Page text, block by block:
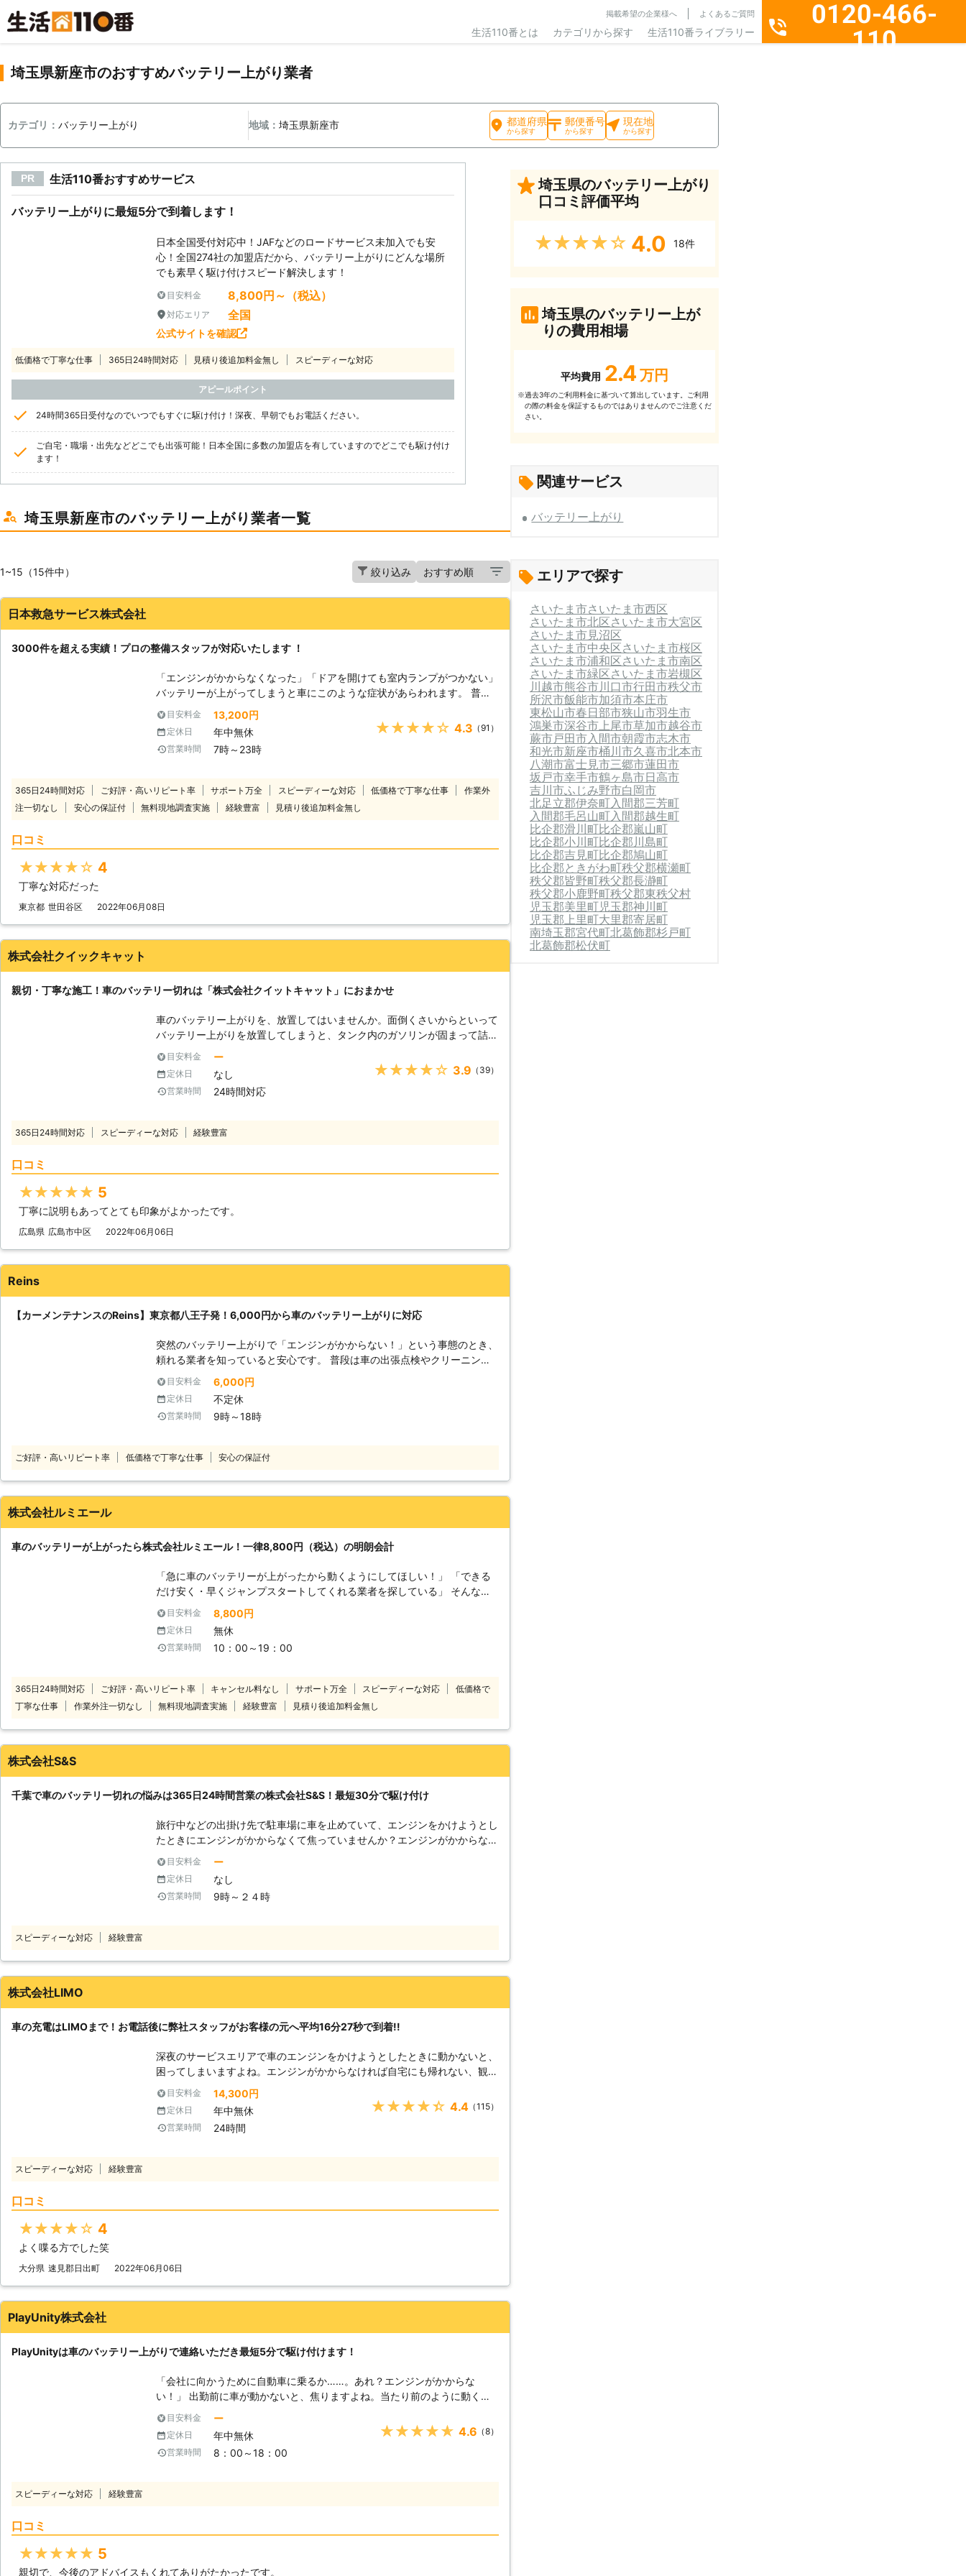
掲載希望の企業様へ よくあるご質問
生活110番とは カテゴリから探す 生活110番ライブラリー
0120-466-
110
埼玉県新座市のおすすめバッテリー上がり業者
カテゴリ： バッテリー上がり 地域：埼玉県新座市 都道府県
から探す
郵便番号
から探す
現在地
から探す
PR 生活110番おすすめサービス
バッテリー上がりに最短5分で到着します！
日本全国受付対応中！JAFなどのロードサービス未加入でも安
心！全国274社の加盟店だから、バッテリー上がりにどんな場所
でも素早く駆け付けスピード解決します！
目安料金 8,800円～（税込）
対応エリア 全国
公式サイトを確認
低価格で丁寧な仕事 365日24時間対応 見積り後追加料金無し スピーディーな対応
アピールポイント
24時間365日受付なのでいつでもすぐに駆け付け！深夜、早朝でもお電話ください。
ご自宅・職場・出先などどこでも出張可能！日本全国に多数の加盟店を有していますのでどこでも駆け付け
ます！
埼玉県新座市のバッテリー上がり業者一覧
1~15（15件中） 絞り込み
日本救急サービス株式会社
3000件を超える実績！プロの整備スタッフが対応いたします ！
「エンジンがかからなくなった」「ドアを開けても室内ランプがつかない」
バッテリーが上がってしまうと車にこのような症状があらわれます。 普段
は動いていた車が突然動かなくなっては大変困りますし、慣れていない方は
パニックにもなりますよね。 ヒリつく不安と焦りの中、どの業者に依頼し
たらいいのか判断に迷うことと思います。 そんな時には、日本救急サービ
ス(株)までご連絡ください。お客様のもとに最短で駆けつけます。 到着後に
状態、解決するための作業内容や料金についてご説明させていただき、お客
様にご納得いただいたうえで作業を開始いたします。 お見積り後の追加料
金は発生しませんのでご安心ください。 出張無料となります。お気軽にお
目安料金 13,200円
定休日 年中無休
営業時間 7時～23時
★★★★★ 4.3 （91）
365日24時間対応 ご好評・高いリピート率 サポート万全 スピーディーな対応 低価格で丁寧な仕事
作業外
注一切なし
安心の保証付 無料現地調査実施 経験豊富 見積り後追加料金無し
口コミ
★★★★★ 4
丁寧な対応だった
東京都 世田谷区 2022年06月08日
株式会社クイックキャット
親切・丁寧な施工！車のバッテリー切れは「株式会社クイットキャット」におまかせ
車のバッテリー上がりを、放置してはいませんか。面倒くさいからといって
バッテリー上がりを放置してしまうと、タンク内のガソリンが固まって詰ま
りを引き起こす恐れがあります。そのため、車のバッテリー上がりはすぐに
でも解消する必要があるのです。 もしも車のバッテリー切れが起きたとき
は、「株式会社クイックキャット」におまかせください！ ●車のバッテリ
ーが上がるのは充電がなくなったから 車のバッテリーが上がってしまうの
ッテリー内の電気を利用して動きだすので、バッテリー内の電気がなくなっ
てしまうと、車は動かなくなります。 またエンジンだけではなくカーナビ
動かなくなってしまいます。 ●24時間365日で対応可能！突然の事態にも
いときです。実際に運転をしようとしたその瞬間に気が付くので、時間的に
余裕がないことも多いでしょう。 そんなときこそ、弊社「株式会社クイッ
ただきますので、車のバッテリーが上がった時はぜひ弊社をご利用ください
目安料金 ー
定休日 なし
営業時間 24時間対応
★★★★★ 3.9 （39）
365日24時間対応 スピーディーな対応 経験豊富
口コミ
★★★★★ 5
丁寧に説明もあってとても印象がよかったです。
広島県 広島市中区 2022年06月06日
Reins
【カーメンテナンスのReins】東京都八王子発！6,000円から車のバッテリー上がりに対応
突然のバッテリー上がりで「エンジンがかからない！」という事態のとき、
頼れる業者を知っていると安心です。 普段は車の出張点検やクリーニング
をおこなうReinsですが、都内から神奈川・埼玉まで車のバッテリー上がり
に対応しています。急なトラブル時にはご連絡ください！ ●バッテリー上
がりに駆けつけ！エンジン始動サポート ・ライトをつけっぱなしにした ・
車に数か月乗っていなかった ・バッテリーが古くなってしまった このよう
たときには、当店にお任せください。 お客様の元に出張し、エンジン始動
（ジャンプスタート）をおこないます！ご相談から受け付けていますので
「これってバッテリー上がり？」というときはご連絡ください。 ●対応地
域は出張費無料！6,000円から対応 東京都八王子市に拠点をおき都内から
ッテリー上がり対処は6,000円から対応していますので「料金の目安がなく
て不安」という心配もありません。営業時間外や対応地域外でも対応できま
すので、ご依頼お待ちしています。 ●車の出張点検にも対応！短時間でも
しっかり点検 当店は普段、車の出張点検や車内・外のクリーニングを承っ
ています。「しばらく乗っていないから、一度プロに見てほしい」「最近車
の調子が悪いから、うちまで点検に来てくれないかな」そんなときはお任せ
ください。 短時間でもしっかり点検を実施し、お客様の安全なカーライフ
をサポート！エンジンルーム内からタイヤ・オイルなどの保安点検、運転席
での動作確認もおこないます。 バッテリー上がり以外のときでも、気軽に
目安料金 6,000円
定休日 不定休
営業時間 9時～18時
ご好評・高いリピート率 低価格で丁寧な仕事 安心の保証付
株式会社ルミエール
車のバッテリーが上がったら株式会社ルミエール！一律8,800円（税込）の明朗会計
「急に車のバッテリーが上がったから動くようにしてほしい！」 「できる
だけ安く・早くジャンプスタートしてくれる業者を探している」 そんなと
きは株式会社ルミエールにお任せください！ 車が動かないお客様のもとに
駆けつけて、ジャンプスタートでエンジンがかかるようお手伝い！突然のバ
ッテリー上がりでお困りのところを解決します。 国産乗用車の対応のみに
限定することで低価格を実現し、出張費無料の一律8,800円（税込）でお客
よ！近郊エリアで車のバッテリー上がりにお困りのときにはご連絡くださ
い。
目安料金 8,800円
定休日 無休
営業時間 10：00～19：00
365日24時間対応 ご好評・高いリピート率 キャンセル料なし サポート万全 スピーディーな対応
低価格で
丁寧な仕事
作業外注一切なし 無料現地調査実施 経験豊富 見積り後追加料金無し
株式会社S&S
千葉で車のバッテリー切れの悩みは365日24時間営業の株式会社S&S！最短30分で駆け付け
旅行中などの出掛け先で駐車場に車を止めていて、エンジンをかけようとし
たときにエンジンがかからなくて焦っていませんか？エンジンがかからない
ときは、車の充電が切れているかもしれません。 充電切れの原因は、カー
ナビや車のライトなどのつけっぱなしです。例えば、東京ディズニーランド
などの旅行が楽しみすぎてエンジンだけを切り、カーナビや車のライトの消
し忘れが起きる……なんてことも。 しかし、人間は誰しもうっかりすること
緊急事態だからこそ365日24時間迅速に駆けつけます】 株式会社S&Sは、
千葉県内であれば最短30分でお客さまの元へ駆けつけることができます。
して待機しています。だからこそ、最短30分で駆け付けることが可能なの
です。 お客様のもとへ最短で駆け付けることで、損なった観光気分やイラ
イラなどのストレスを最小限に抑えることができますよ。 さらに株式会社
S&Sは365日24時間対応しています。 深夜や祝日、元旦などの時間帯に車
のバッテリーが切れてしまっても、弊社ならいつでも対応することができる
ので、お客様の「目的地に行けなくなるかも……」という問題を解消いたし
ます。 もしも車のバッテリーが切れたら株式会社S&Sまで！弊社がお客様
により良い快適な旅行ライフや快適で明るいカーライフを提供いたします。
目安料金 ー
定休日 なし
営業時間 9時～２４時
スピーディーな対応 経験豊富
株式会社LIMO
車の充電はLIMOまで！お電話後に弊社スタッフがお客様の元へ平均16分27秒で到着!!
深夜のサービスエリアで車のエンジンをかけようとしたときに動かないと、
困ってしまいますよね。エンジンがかからなければ自宅にも帰れない、観光
もできないので八方塞がりです。 そんなときこそ、弊社「LＩMO」がお客
様の元へすぐに駆けつけてお助けします！ 弊社の強みは、お客様からお電
話をいただいたてから平均16分27秒でお客さまの元へ駆け付けることで
す。弊社は10万件以上の実績を積んできたからこそ、どのルートを使えば
けられるようになったのです。 この時間で駆け付けることによって、お客
目安料金 14,300円
定休日 年中無休
営業時間 24時間
★★★★★ 4.4（115）
スピーディーな対応 経験豊富
口コミ
★★★★★ 4
よく喋る方でした笑
大分県 速見郡日出町 2022年06月06日
PlayUnity株式会社
PlayUnityは車のバッテリー上がりで連絡いただき最短5分で駆け付けます！
「会社に向かうために自動車に乗るか……。あれ？エンジンがかからな
い！」 出勤前に車が動かないと、焦りますよね。当たり前のように動くと
思っていたので、今から電車で会社に行こうにも、遅刻してしまうかもしれ
ません。「どうせ遅刻するなら、車が動くようにしてからにしよう！」そん
なときは弊社「PlayUnity」が高速でお客様の元へ駆けつけて、お助けしま
す！ 【最短5分で駆け付けます】 エンジンがかからない場合、多くはバッ
の方法を用いてお客様のお悩みを解決いたします。 【どんな風にカーバッ
目安料金 ー
定休日 年中無休
営業時間 8：00～18：00
★★★★★ 4.6 （8）
スピーディーな対応 経験豊富
口コミ
★★★★★ 5
親切で、今後のアドバイスもくれてありがたかったです。
埼玉県のバッテリー上がり
口コミ評価平均
★★★★★ 4.0 18件
埼玉県のバッテリー上が
りの費用相場
平均費用 2.4 万円
※過去3年のご利⽤料⾦に基づいて算出しています。ご利⽤
の際の料⾦を保証するものではありませんのでご注意くだ
さい。
関連サービス
バッテリー上がり
エリアで探す
さいたま市さいたま市西区
さいたま市北区さいたま市大宮区
さいたま市見沼区
さいたま市中央区さいたま市桜区
さいたま市浦和区さいたま市南区
さいたま市緑区さいたま市岩槻区
川越市熊谷市川口市行田市秩父市
所沢市飯能市加須市本庄市
東松山市春日部市狭山市羽生市
鴻巣市深谷市 上尾市草加市越谷市
蕨市戸田市入間市朝霞市志木市
和光市新座市桶川市久喜市北本市
八潮市富士見市三郷市蓮田市
坂戸市幸手市鶴ヶ島市日高市
吉川市ふじみ野市白岡市
北足立郡伊奈町入間郡三芳町
入間郡毛呂山町入間郡越生町
比企郡滑川町比企郡嵐山町
比企郡小川町比企郡川島町
比企郡吉見町比企郡鳩山町
比企郡ときがわ町秩父郡横瀬町
秩父郡皆野町秩父郡長瀞町
秩父郡小鹿野町秩父郡東秩父村
児玉郡美里町児玉郡神川町
児玉郡上里町大里郡寄居町
南埼玉郡宮代町北葛飾郡杉戸町
北葛飾郡松伏町